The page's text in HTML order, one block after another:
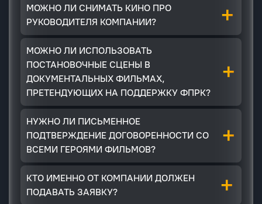
МОЖНО ЛИ СНИМАТЬ КИНО ПРО
РУКОВОДИТЕЛЯ КОМПАНИИ?
+
МОЖНО ЛИ ИСПОЛЬЗОВАТЬ
ПОСТАНОВОЧНЫЕ СЦЕНЫ В
ДОКУМЕНТАЛЬНЫХ ФИЛЬМАХ,
ПРЕТЕНДУЮЩИХ НА ПОДДЕРЖКУ ФПРК?
+
НУЖНО ЛИ ПИСЬМЕННОЕ
ПОДТВЕРЖДЕНИЕ ДОГОВОРЕННОСТИ СО
ВСЕМИ ГЕРОЯМИ ФИЛЬМОВ?
+
КТО ИМЕННО ОТ КОМПАНИИ ДОЛЖЕН
ПОДАВАТЬ ЗАЯВКУ?
+